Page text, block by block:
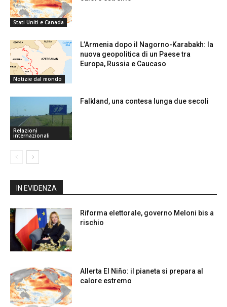
Stati Uniti e Canada
Notizie dal mondo
L’Armenia dopo il Nagorno-Karabakh: la
nuova geopolitica di un Paese tra
Europa, Russia e Caucaso
Relazioni
internazionali
Falkland, una contesa lunga due secoli
IN EVIDENZA
Riforma elettorale, governo Meloni bis a
rischio
Allerta El Niño: il pianeta si prepara al
calore estremo